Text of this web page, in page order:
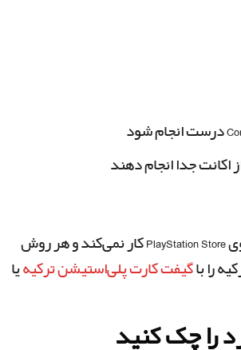
جدا انجام دهند
مشکل اصلی برای کاربر ایرانی، پرداخت است. کارت بانکی ایران روی PlayStation Store کار نمی‌کند و هر روش
را باگیفت کارت پلی‌استیشن ترکیهیا
را چک کنید